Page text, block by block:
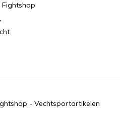
- Vechtsportartikelen